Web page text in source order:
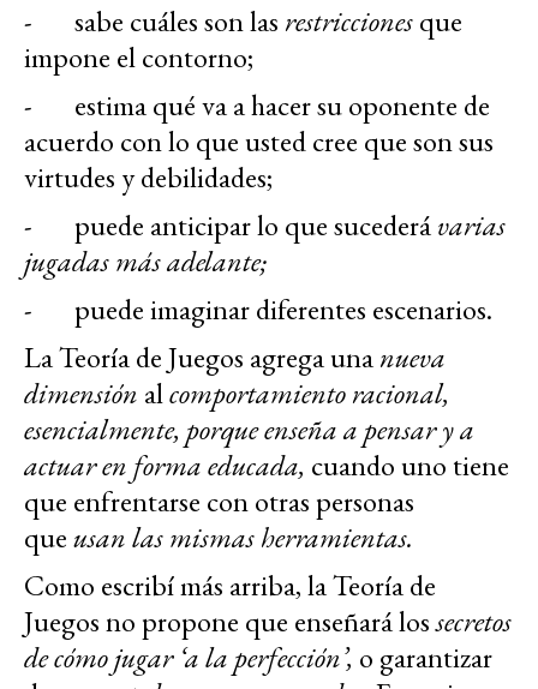
- sabe cuáles son las restriccionesque
impone el contorno;
- estima qué va a hacer su oponente de
acuerdo con lo que usted cree que son sus
virtudes y debilidades;
- puede anticipar lo que sucederávarias
jugadas más adelante;
- puede imaginar diferentes escenarios.
La Teoría de Juegos agrega unanueva
dimensión alcomportamiento racional,
esencialmente, porque enseña a pensar y a
actuar en forma educada, cuando uno tiene
que enfrentarse con otras personas
queusan las mismas herramientas.
Como escribí más arriba, la Teoría de
Juegos no propone que enseñará lossecretos
de cómo jugar ‘a la perfección’, o garantizar